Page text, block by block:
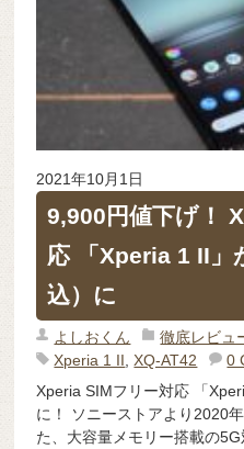
2021年10月1日
9,900円値下げ！
応 「Xperia 1 II」
込）に
よしおくん 徹底レビュ
Xperia 1 II ,XQ-AT42
0
Xperia SIMフリー対応 「
に！ ソニーストアより2020
た、大容量メモリー搭載の